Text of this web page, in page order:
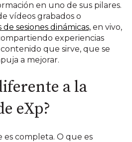
en uno de sus pilares.
vídeos grabados o
de sesiones dinámicas, en vivo,
experiencias
que sirve, que se
a mejorar.
a la
eXp?
completa. O que es